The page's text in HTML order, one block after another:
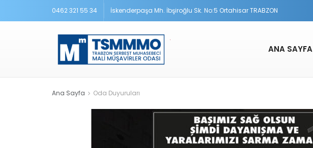
0462 321 55 34 İskenderpaşa Mh. İbşiroğlu Sk. No:5 Ortahisar TRABZON
ANA SAYFA
Ana Sayfa Oda Duyuruları